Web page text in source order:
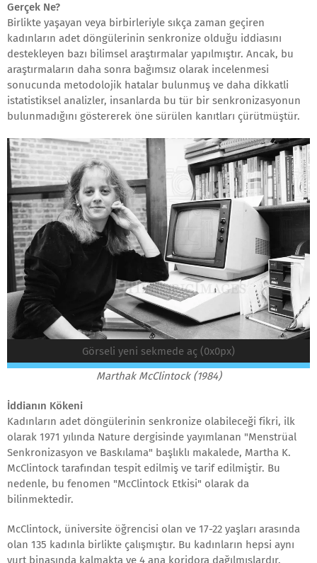
Gerçek Ne?
Birlikte yaşayan veya birbirleriyle sıkça zaman geçiren
kadınların adet döngülerinin senkronize olduğu iddiasını
destekleyen bazı bilimsel araştırmalar yapılmıştır. Ancak, bu
araştırmaların daha sonra bağımsız olarak incelenmesi
sonucunda metodolojik hatalar bulunmuş ve daha dikkatli
istatistiksel analizler, insanlarda bu tür bir senkronizasyonun
bulunmadığını göstererek öne sürülen kanıtları çürütmüştür.
Görseli yeni sekmede aç (0x0px)
Marthak McClintock (1984)
İddianın Kökeni
Kadınların adet döngülerinin senkronize olabileceği fikri, ilk
olarak 1971 yılında Nature dergisinde yayımlanan "Menstrüal
Senkronizasyon ve Baskılama" başlıklı makalede, Martha K.
McClintock tarafından tespit edilmiş ve tarif edilmiştir. Bu
nedenle, bu fenomen "McClintock Etkisi" olarak da
bilinmektedir.
McClintock, üniversite öğrencisi olan ve 17-22 yaşları arasında
olan 135 kadınla birlikte çalışmıştır. Bu kadınların hepsi aynı
yurt binasında kalmakta ve 4 ana koridora dağılmışlardır.